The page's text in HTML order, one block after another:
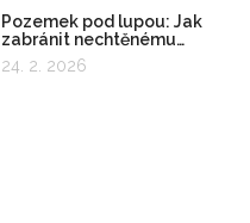
Pozemek pod lupou: Jak
zabránit nechtěnému
zadržování vody
24. 2. 2026